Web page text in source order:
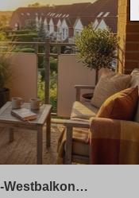
Westbalkon